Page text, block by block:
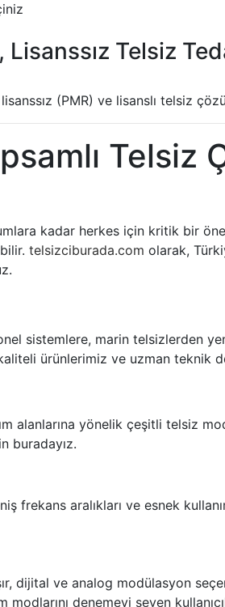
Telsiz
(PMR) ve lisanslı telsiz
Telsiz
kadar herkes için kritik bir
telsizciburada.com olarak,
sistemlere, marin telsizlerden
kaliteli ürünlerimiz ve uzman
alanlarına yönelik çeşitli telsiz
buradayız.
frekans aralıkları ve esnek
dijital ve analog modülasyon
denemeyi seven